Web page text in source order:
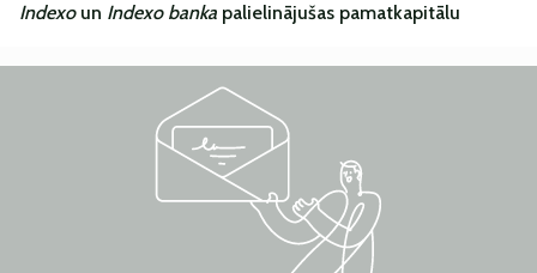
Indexoun Indexo banka palielinājušas pamatkapitālu